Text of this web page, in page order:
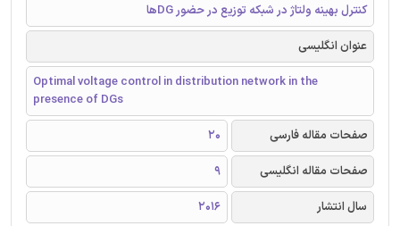
کنترل بهینه ولتاژ در شبکه توزیع در حضور DGها
عنوان انگلیسی
Optimal voltage control in distribution network in the
presence of DGs
صفحات مقاله فارسی
20
صفحات مقاله انگلیسی
9
سال انتشار
2016